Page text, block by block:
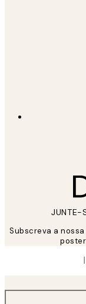
JUNTE-
Subscreva a